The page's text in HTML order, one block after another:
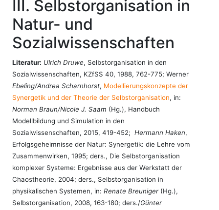
III. Selbstorganisation in
Natur- und
Sozialwissenschaften
Literatur: Ulrich Druwe, Selbstorganisation in den
Sozialwissenschaften, KZfSS 40, 1988, 762-775; Werner
Ebeling/Andrea Scharnhorst, Modellierungskonzepte der
Synergetik und der Theorie der Selbstorganisation, in:
Norman Braun/Nicole J. Saam (Hg.), Handbuch
Modellbildung und Simulation in den
Sozialwissenschaften, 2015, 419-452; Hermann Haken,
Erfolgsgeheimnisse der Natur: Synergetik: die Lehre vom
Zusammenwirken, 1995; ders., Die Selbstorganisation
komplexer Systeme: Ergebnisse aus der Werkstatt der
Chaostheorie, 2004; ders., Selbstorganisation in
physikalischen Systemen, in: Renate Breuniger(Hg.),
Selbstorganisation, 2008, 163-180; ders./Günter